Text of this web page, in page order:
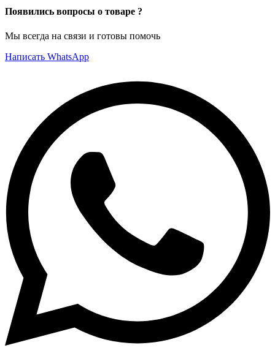
Появились вопросы о товаре ?
Мы всегда на связи и готовы помочь
Написать WhatsApp